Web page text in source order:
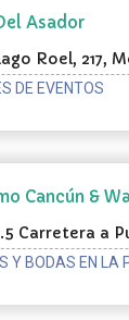
Asador
Roel, 217,
DE EVENTOS
Cancún &
Carretera a
Sam, Cancún
Y BODAS EN LA